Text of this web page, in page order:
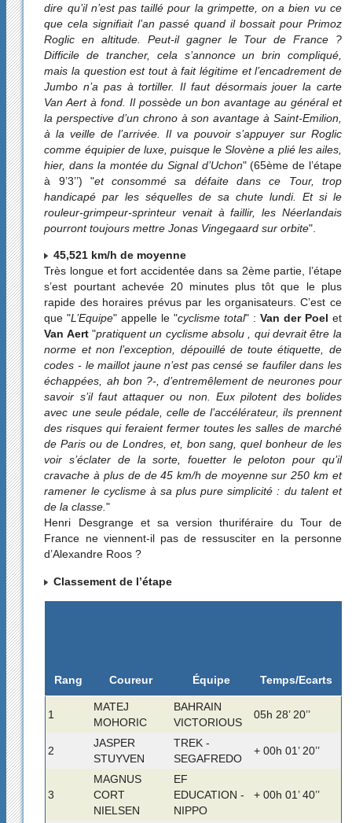
dire qu’il n’est pas taillé pour la grimpette, on a bien vu ce
que cela signifiait l’an passé quand il bossait pour Primoz
Roglic en altitude. Peut-il gagner le Tour de France ?
Difficile de trancher, cela s’annonce un brin compliqué,
mais la question est tout à fait légitime et l’encadrement de
Jumbo n’a pas à tortiller. Il faut désormais jouer la carte
Van Aert à fond. Il possède un bon avantage au général et
la perspective d’un chrono à son avantage à Saint-Emilion,
à la veille de l’arrivée. Il va pouvoir s’appuyer sur Roglic
comme équipier de luxe, puisque le Slovène a plié les ailes,
hier, dans la montée du Signal d’Uchon" (65ème de l’étape
à 9’3’’) "et consommé sa défaite dans ce Tour, trop
handicapé par les séquelles de sa chute lundi. Et si le
rouleur-grimpeur-sprinteur venait à faillir, les Néerlandais
pourront toujours mettre Jonas Vingegaard sur orbite".
45,521 km/h de moyenne
Très longue et fort accidentée dans sa 2ème partie, l’étape
s’est pourtant achevée 20 minutes plus tôt que le plus
rapide des horaires prévus par les organisateurs. C’est ce
que "L’Equipe" appelle le "cyclisme total" :Van der Poel et
Van Aert"pratiquent un cyclisme absolu , qui devrait être la
norme et non l’exception, dépouillé de toute étiquette, de
codes - le maillot jaune n’est pas censé se faufiler dans les
échappées, ah bon ?-, d’entremêlement de neurones pour
savoir s’il faut attaquer ou non. Eux pilotent des bolides
avec une seule pédale, celle de l’accélérateur, ils prennent
des risques qui feraient fermer toutes les salles de marché
de Paris ou de Londres, et, bon sang, quel bonheur de les
voir s’éclater de la sorte, fouetter le peloton pour qu’il
cravache à plus de de 45 km/h de moyenne sur 250 km et
ramener le cyclisme à sa plus pure simplicité : du talent et
de la classe."
Henri Desgrange et sa version thuriféraire du Tour de
France ne viennent-il pas de ressusciter en la personne
d’Alexandre Roos ?
Classement de l’étape
Rang Coureur Équipe Temps/Ecarts
1
MATEJ
MOHORIC
BAHRAIN
VICTORIOUS
05h 28’ 20’’
2
JASPER
STUYVEN
TREK -
SEGAFREDO
+ 00h 01’ 20’’
3
MAGNUS
CORT
NIELSEN
EF
EDUCATION -
NIPPO
+ 00h 01’ 40’’